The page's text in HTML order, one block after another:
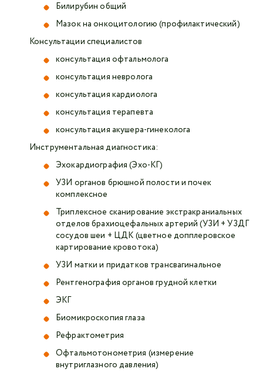
Билирубин общий
Мазок на онкоцитологию (профилактический)
Консультации специалистов
консультация офтальмолога
консультация невролога
консультация кардиолога
консультация терапевта
консультация акушера-гинеколога
Инструментальная диагностика:
Эхокардиография (Эхо-КГ)
УЗИ органов брюшной полости и почек
комплексное
Триплексное сканирование экстракраниальных
отделов брахиоцефальных артерий (УЗИ + УЗДГ
сосудов шеи + ЦДК (цветное допплеровское
картирование кровотока)
УЗИ матки и придатков трансвагинальное
Рентгенография органов грудной клетки
ЭКГ
Биомикроскопия глаза
Рефрактометрия
Офтальмотонометрия (измерение
внутриглазного давления)